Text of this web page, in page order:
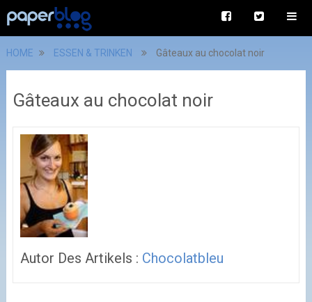
HOME ESSEN & TRINKEN Gâteaux au chocolat noir
Gâteaux au chocolat noir
Autor Des Artikels : Chocolatbleu